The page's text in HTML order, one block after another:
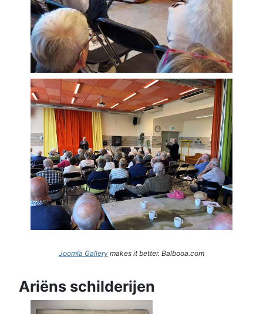
Joomla Gallery makes it better. Balbooa.com
Ariëns schilderijen